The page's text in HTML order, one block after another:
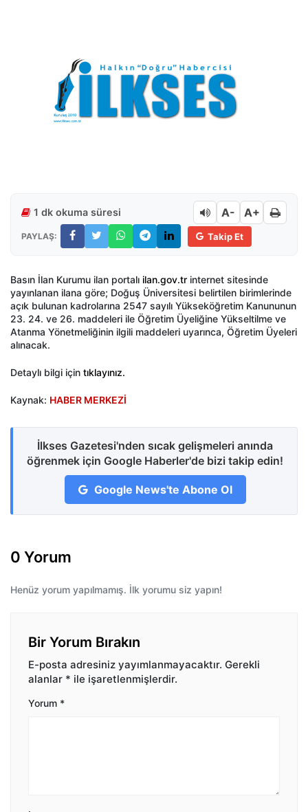
1 dk okuma süresi A- A+
PAYLAŞ: Takip Et
Basın İlan Kurumu ilan portalı ilan.gov.tr internet sitesinde
yayınlanan ilana göre; Doğuş Üniversitesi belirtilen birimlerinde
açık bulunan kadrolarına 2547 sayılı Yükseköğretim Kanununun
23. 24. ve 26. maddeleri ile Öğretim Üyeliğine Yükseltilme ve
Atanma Yönetmeliğinin ilgili maddeleri uyarınca, Öğretim Üyeleri
alınacak.
Detaylı bilgi için tıklayınız.
Kaynak: HABER MERKEZİ
İlkses Gazetesi'nden sıcak gelişmeleri anında
öğrenmek için Google Haberler'de bizi takip edin!
Google News'te Abone Ol
0 Yorum
Henüz yorum yapılmamış. İlk yorumu siz yapın!
Bir Yorum Bırakın
E-posta adresiniz yayımlanmayacaktır. Gerekli
alanlar * ile işaretlenmişlerdir.
Yorum *